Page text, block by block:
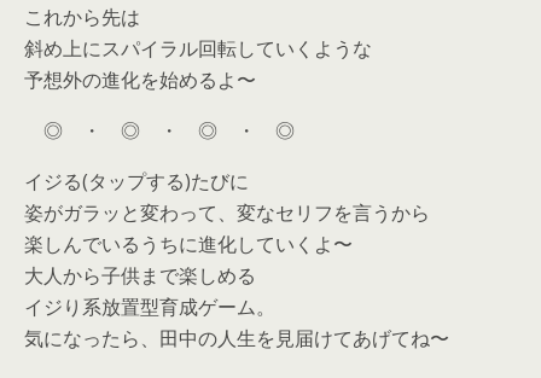
これから先は
斜め上にスパイラル回転していくような
予想外の進化を始めるよ〜
◎ ・ ◎ ・ ◎ ・ ◎
イジる(タップする)たびに
姿がガラッと変わって、変なセリフを言うから
楽しんでいるうちに進化していくよ〜
大人から子供まで楽しめる
イジり系放置型育成ゲーム。
気になったら、田中の人生を見届けてあげてね〜